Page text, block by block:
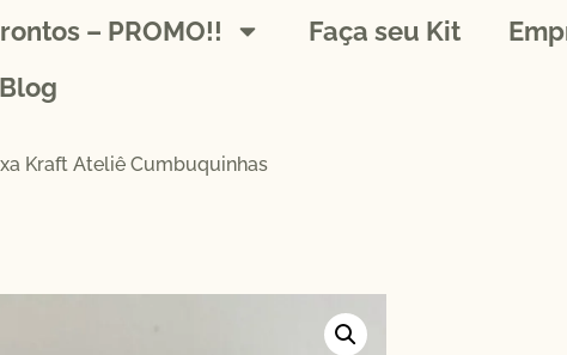
– PROMO!! Faça seu Kit
Blog
Kraft Ateliê Cumbuquinhas